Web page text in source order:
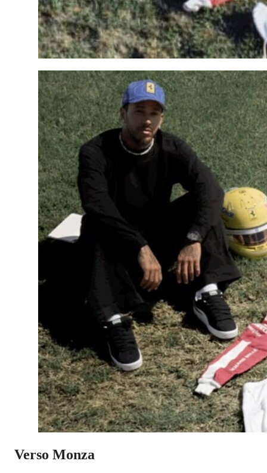
Verso Monza